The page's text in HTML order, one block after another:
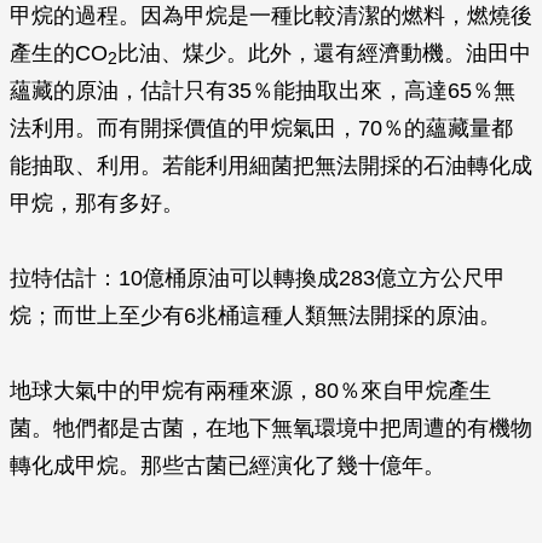
甲烷的過程。因為甲烷是一種比較清潔的燃料，燃燒後
產生的CO2 比油、煤少。此外，還有經濟動機。油田中
蘊藏的原油，估計只有35％能抽取出來，高達65％無
法利用。而有開採價值的甲烷氣田，70％的蘊藏量都
能抽取、利用。若能利用細菌把無法開採的石油轉化成
甲烷，那有多好。
拉特估計：10億桶原油可以轉換成283億立方公尺甲
烷；而世上至少有6兆桶這種人類無法開採的原油。
地球大氣中的甲烷有兩種來源，80％來自甲烷產生
菌。牠們都是古菌，在地下無氧環境中把周遭的有機物
轉化成甲烷。那些古菌已經演化了幾十億年。